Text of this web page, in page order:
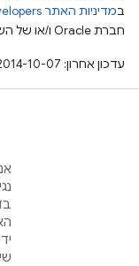
במדיניות האתר Google Developers‏
חברת Oracle ו/או של השותפים העצמאיים שלה.
עדכון אחרון: 2014-10-07 (שעון UTC).